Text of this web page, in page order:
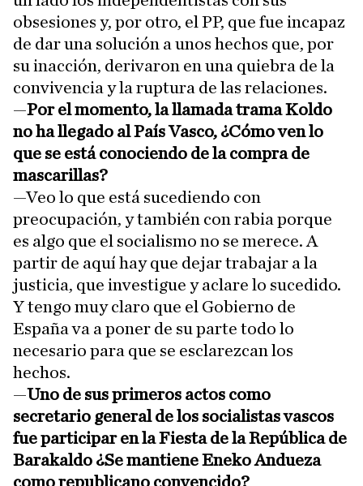
obsesiones y, por otro, el PP, que fue incapaz
de dar una solución a unos hechos que, por
su inacción, derivaron en una quiebra de la
convivencia y la ruptura de las relaciones.
—Por el momento, la llamada trama Koldo
no ha llegado al País Vasco, ¿Cómo ven lo
que se está conociendo de la compra de
mascarillas?
—Veo lo que está sucediendo con
preocupación, y también con rabia porque
es algo que el socialismo no se merece. A
partir de aquí hay que dejar trabajar a la
justicia, que investigue y aclare lo sucedido.
Y tengo muy claro que el Gobierno de
España va a poner de su parte todo lo
necesario para que se esclarezcan los
hechos.
—Uno de sus primeros actos como
secretario general de los socialistas vascos
fue participar en la Fiesta de la República de
Barakaldo ¿Se mantiene Eneko Andueza
como republicano convencido?